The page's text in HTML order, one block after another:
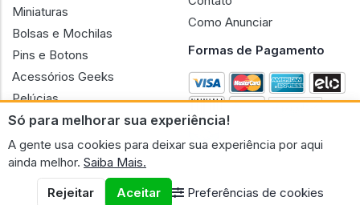
Só para melhorar sua experiência!
A gente usa cookies para deixar sua experiência por aqui
ainda melhor. Saiba Mais.
Rejeitar
Aceitar Preferências de cookies
Miniaturas
Bolsas e Mochilas
Pins e Botons
Acessórios Geeks
Pelúcias
Bonecas
Como Anunciar
Formas de Pagamento